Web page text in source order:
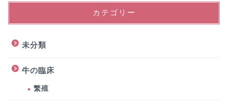
カテゴリー
未分類
牛の臨床
繁殖